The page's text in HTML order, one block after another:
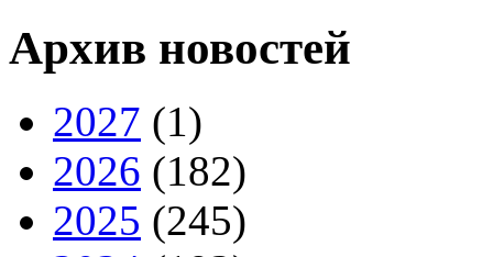
Архив новостей
2027 (1)
2026 (182)
2025 (245)